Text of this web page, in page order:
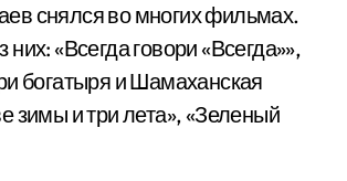
снялся во многих фильмах.
«Всегда говори «Всегда»»,
богатыря и Шамаханская
зимы и три лета», «Зеленый